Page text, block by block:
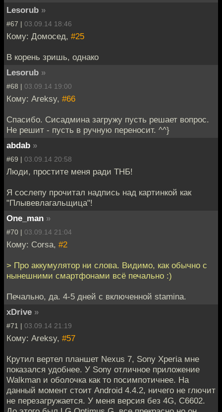
Lesorub »
#67 | 03.09.14 18:46
Кому: Домосед, #25
В корень зришь, однако
Lesorub »
#68 | 03.09.14 19:00
Кому: Areksy, #66
Спасибо. Сисадмина загружу пусть решает вопрос.
Не решит - пусть в ручную переносит. ^^}
abdab »
#69 | 03.09.14 20:58
Люди, простите меня ради ТНБ!
Я сослепу прочитал надпись над картинкой как
"Плывевлагальщица"!
One_man »
#70 | 03.09.14 21:04
Кому: Corsa, #2
> Про аккумулятор ни слова. Видимо, как обычно с
нынешними смартфонами всё печально :)
Печально, да. 4-5 дней с включенной stamina.
xDrive »
#71 | 03.09.14 21:19
Кому: Areksy, #57
Крутил вертел планшет Nexus 7, Sony Xperia мне
показался удобнее. У Sony отличное приложение
Walkman и оболочка как то посимпотичнее. На
данный момент стоит Android 4.4.2, ничего не глючит
не перезагружается. У меня версия без 4G, С6602.